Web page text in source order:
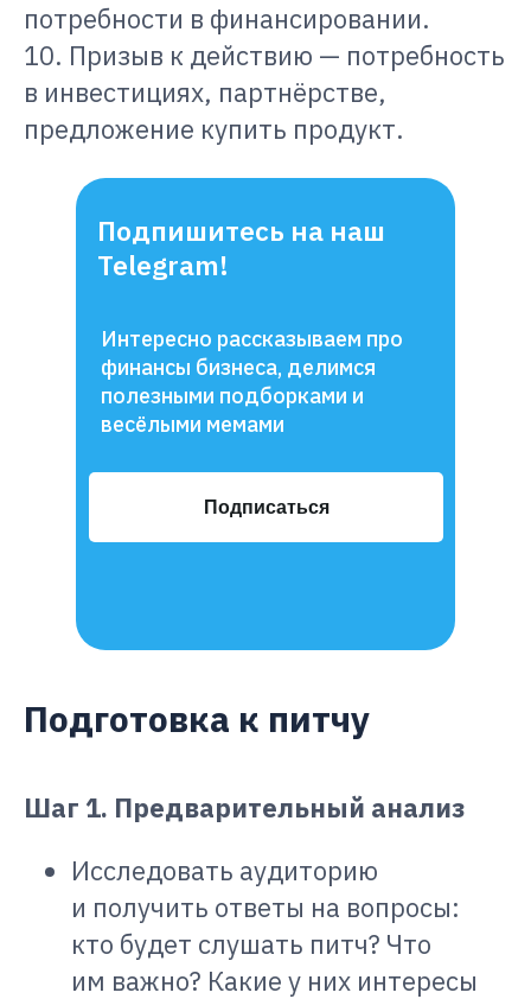
потребности в финансировании.
10. Призыв к действию — потребность
в инвестициях, партнёрстве,
предложение купить продукт.
Подпишитесь на наш
Telegram!
Подписаться
Интересно рассказываем про
финансы бизнеса, делимся
полезными подборками и
весёлыми мемами
Подготовка к питчу
Шаг 1. Предварительный анализ
Исследовать аудиторию
и получить ответы на вопросы:
кто будет слушать питч? Что
им важно? Какие у них интересы